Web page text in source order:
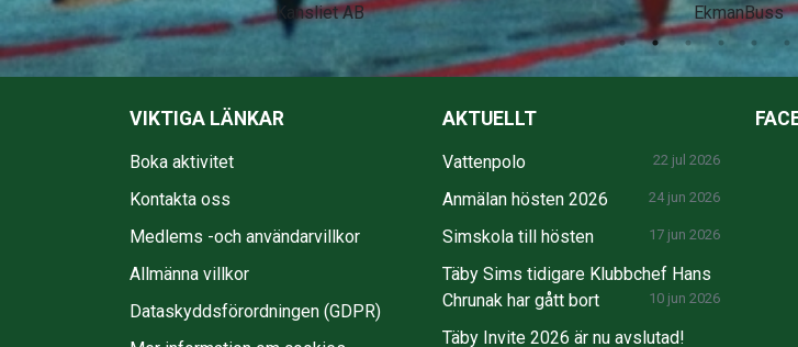
EkmanBuss SEB
VIKTIGA LÄNKAR
Boka aktivitet
Kontakta oss
Medlems -och användarvillkor
Allmänna villkor
Dataskyddsförordningen (GDPR)
AKTUELLT
Vattenpolo 22 jul 2026
Anmälan hösten 2026 24 jun 2026
Simskola till hösten 17 jun 2026
Täby Sims tidigare Klubbchef Hans
Chrunak har gått bort
10 jun 2026
Täby Invite 2026 är nu avslutad!